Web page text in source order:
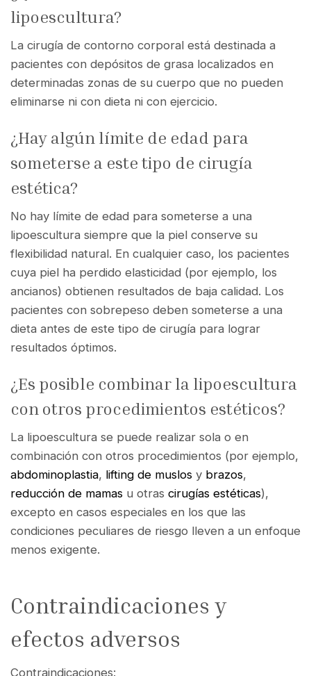
lipoescultura?
La cirugía de contorno corporal está destinada a
pacientes con depósitos de grasa localizados en
determinadas zonas de su cuerpo que no pueden
eliminarse ni con dieta ni con ejercicio.
¿Hay algún límite de edad para
someterse a este tipo de cirugía
estética?
No hay límite de edad para someterse a una
lipoescultura siempre que la piel conserve su
flexibilidad natural. En cualquier caso, los pacientes
cuya piel ha perdido elasticidad (por ejemplo, los
ancianos) obtienen resultados de baja calidad. Los
pacientes con sobrepeso deben someterse a una
dieta antes de este tipo de cirugía para lograr
resultados óptimos.
¿Es posible combinar la lipoescultura
con otros procedimientos estéticos?
La lipoescultura se puede realizar sola o en
combinación con otros procedimientos (por ejemplo,
abdominoplastia, lifting de muslos y brazos,
reducción de mamas u otras cirugías estéticas),
excepto en casos especiales en los que las
condiciones peculiares de riesgo lleven a un enfoque
menos exigente.
Contraindicaciones y
efectos adversos
Contraindicaciones: